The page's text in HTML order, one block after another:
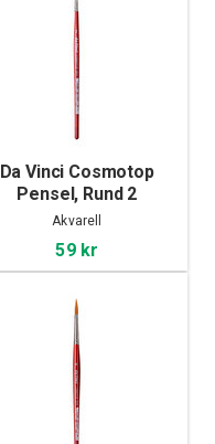
Da Vinci Cosmotop
Pensel, Rund 2
Akvarell
59 kr